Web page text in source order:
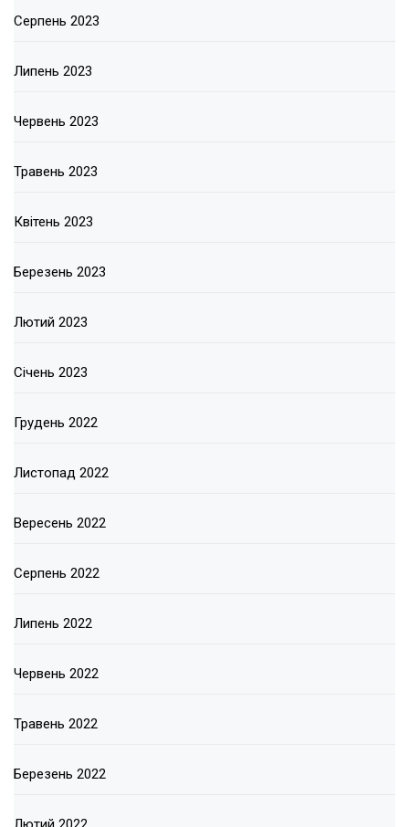
Серпень 2023
Липень 2023
Червень 2023
Травень 2023
Квітень 2023
Березень 2023
Лютий 2023
Січень 2023
Грудень 2022
Листопад 2022
Вересень 2022
Серпень 2022
Липень 2022
Червень 2022
Травень 2022
Березень 2022